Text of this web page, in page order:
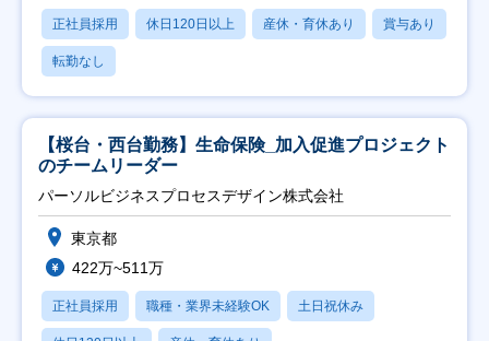
正社員採用 休日120日以上 産休・育休あり 賞与あり
転勤なし
【桜台・西台勤務】生命保険_加入促進プロジェクト
のチームリーダー
パーソルビジネスプロセスデザイン株式会社
東京都
422万~511万
正社員採用 職種・業界未経験OK 土日祝休み